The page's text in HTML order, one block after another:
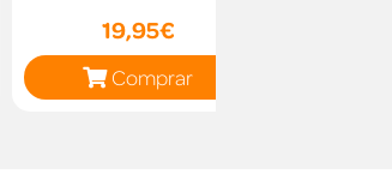
19,95€
Comprar